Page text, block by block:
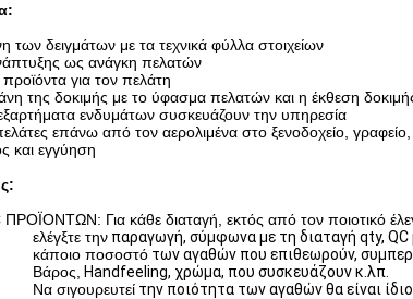
των δειγμάτων με τα τεχνικά φύλλα στοιχείων
ως ανάγκη πελατών
για τον πελάτη
της δοκιμής με το ύφασμα πελατών και η έκθεση δοκιμής
ενδυμάτων συσκευάζουν την υπηρεσία
επάνω από τον αερολιμένα στο ξενοδοχείο,
και εγγύηση
Για κάθε διαταγή, εκτός από τον ποιοτικό
ελέγξτε την παραγωγή, σύμφωνα με τη διαταγή qty, QC
κάποιο ποσοστό των αγαθών που επιθεωρούν,
Βάρος,
Handfeeling, χρώμα, που συσκευάζουν κ.λπ.
Να σιγουρευτεί την ποιότητα των αγαθών θα είναι